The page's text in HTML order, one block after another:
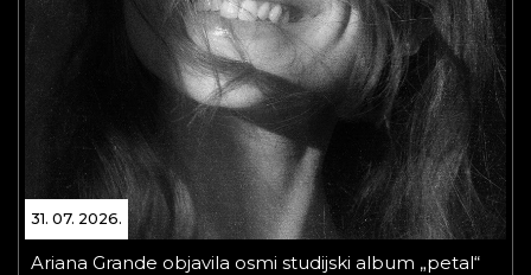
31. 07. 2026.
Ariana Grande objavila osmi studijski album „petal“